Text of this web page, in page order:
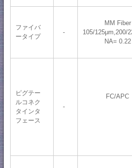
ファイバ
ータイプ
-
MM Fiber
105/125μm,200/
NA= 0.22
ピグテー
ルコネク
タインタ
フェース
-
FC/APC